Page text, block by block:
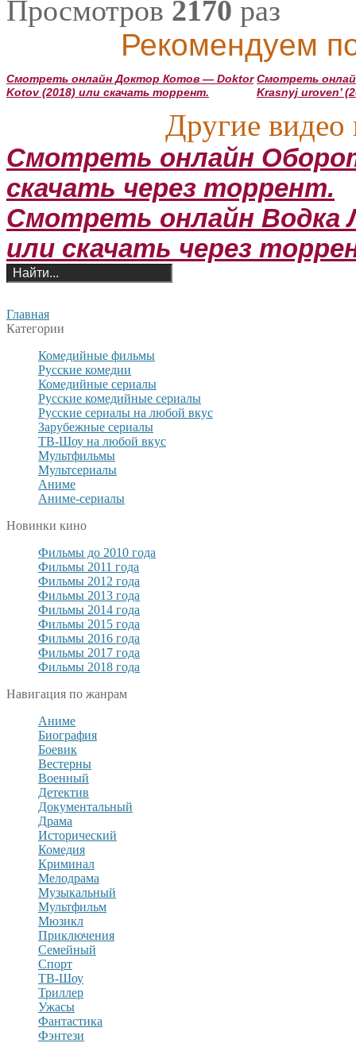
Просмотров 2170 раз
Рекомендуем
Смотреть онлайн Доктор Котов — Doktor
Kotov (2018) или скачать торрент.
Смотреть
Krasnyj uroven’
Другие видео
Смотреть онлайн
скачать через торрент.
Смотреть онлайн Водка
или скачать через
Главная
Категории
Комедийные фильмы
Русские комедии
Комедийные сериалы
Русские комедийные сериалы
Русские сериалы на любой вкус
Зарубежные сериалы
ТВ-Шоу на любой вкус
Мультфильмы
Мультсериалы
Аниме
Аниме-сериалы
Новинки кино
Фильмы до 2010 года
Фильмы 2011 года
Фильмы 2012 года
Фильмы 2013 года
Фильмы 2014 года
Фильмы 2015 года
Фильмы 2016 года
Фильмы 2017 года
Фильмы 2018 года
Навигация по жанрам
Аниме
Биография
Боевик
Вестерны
Военный
Детектив
Документальный
Драма
Исторический
Комедия
Криминал
Мелодрама
Музыкальный
Мультфильм
Мюзикл
Приключения
Семейный
Спорт
ТВ-Шоу
Триллер
Ужасы
Фантастика
Фэнтези